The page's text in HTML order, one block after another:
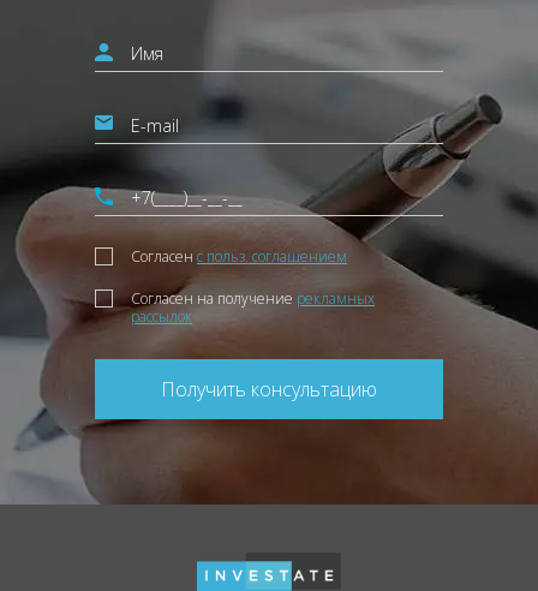
Согласен с польз. соглашением
Согласен на получение рекламных
рассылок
Получить консультацию